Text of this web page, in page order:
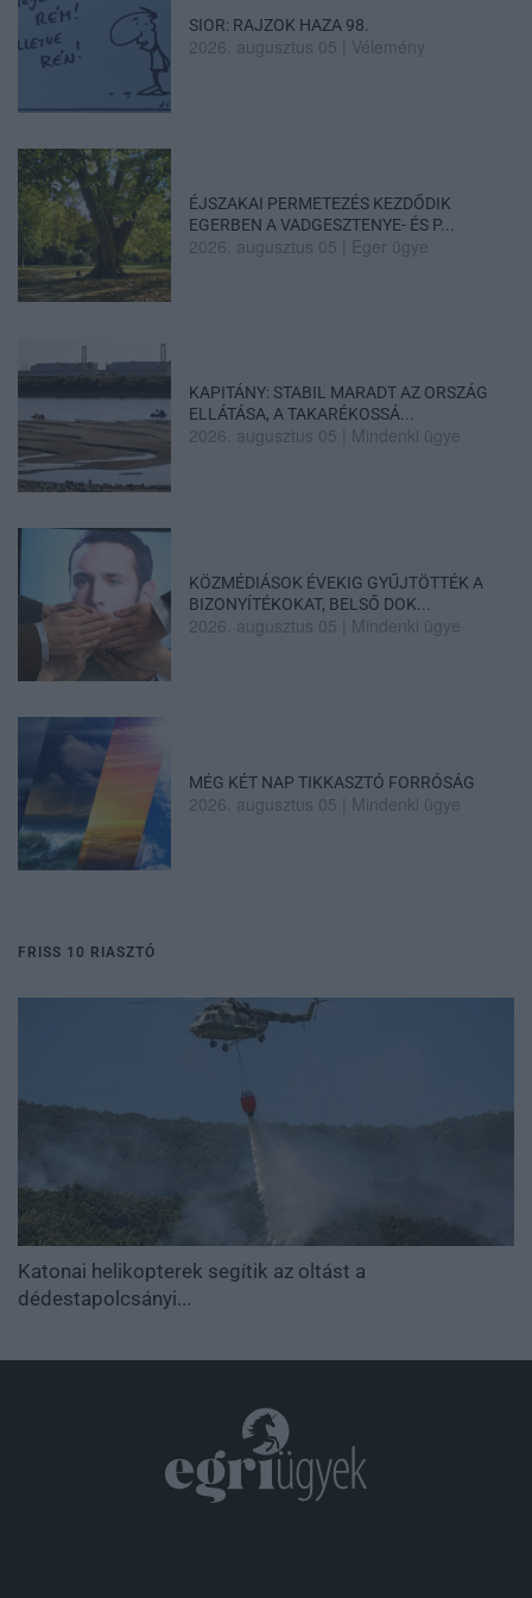
SIOR: RAJZOK HAZA 98.
2026. augusztus 05 Vélemény
ÉJSZAKAI PERMETEZÉS KEZDŐDIK
EGERBEN A VADGESZTENYE- ÉS P...
2026. augusztus 05 Eger ügye
KAPITÁNY: STABIL MARADT AZ ORSZÁG
ELLÁTÁSA, A TAKARÉKOSSÁ...
2026. augusztus 05 Mindenki ügye
KÖZMÉDIÁSOK ÉVEKIG GYŰJTÖTTÉK A
BIZONYÍTÉKOKAT, BELSŐ DOK...
2026. augusztus 05 Mindenki ügye
MÉG KÉT NAP TIKKASZTÓ FORRÓSÁG
2026. augusztus 05 Mindenki ügye
FRISS 10 RIASZTÓ
Katonai helikopterek segítik az oltást a
dédestapolcsányi...